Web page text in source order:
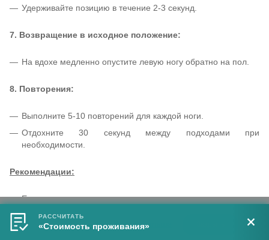
Удерживайте позицию в течение 2-3 секунд.
7. Возвращение в исходное положение:
На вдохе медленно опустите левую ногу обратно на пол.
8. Повторения:
Выполните 5-10 повторений для каждой ноги.
Отдохните 30 секунд между подходами при
необходимости.
Рекомендации:
Если вам трудно удерживать равновесие, можно выполнять
Старайтесь сохранять спину прямой во время выполнения
работоспособности.Узнать больше
РАССЧИТАТЬ
«Стоимость проживания»